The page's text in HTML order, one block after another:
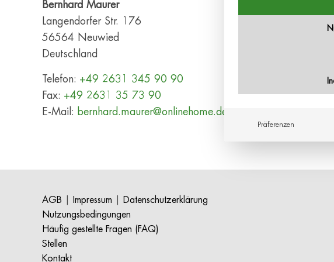
Bernhard Maurer
Langendorfer Str. 176
56564 Neuwied
Deutschland
Telefon: +49 2631 345 90 90
Fax: +49 2631 35 73 90
E-Mail: bernhard.maurer@onlinehome.de
AGB Impressum
Datenschutzerklärung
Nutzungsbedingungen
Häufig gestellte Fragen (FAQ)
Stellen
Kontakt
Präferenzen